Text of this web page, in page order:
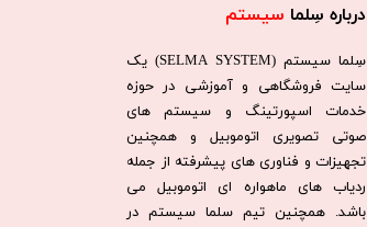
درباره سِلما سیستم​​​​​​​
سِلما سيستم (SELMA SYSTEM) یک
سایت فروشگاهی و آموزشی در حوزه
خدمات اسپورتینگ و سیستم های
صوتی تصویری اتوموبیل و همچنین
تجهیزات و فناوری های پیشرفته از جمله
ردیاب های ماهواره ای اتوموبیل می
باشد. همچنين تيم سلما سيستم در